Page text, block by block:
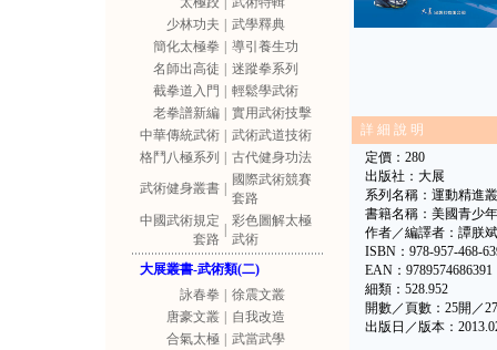
少林功夫
武學釋典
簡化太極拳
導引養生功
名師出高徒
迷蹤拳系列
截拳道入門
輕鬆學武術
老拳譜新編
實用武術技擊
中華傳統武術
武術武道技術
格鬥八極系列
古代健身功法
武術健身叢書
國際武術競賽
套路
中國武術規定
套路
彩色圖解太極
武術
大展叢書-武術類(二)
詠春拳
徐震文叢
唐豪文叢
自我改造
合氣太極
武當武學
詳 細 說 明
定價：280
出版社：大展
系列名稱：運動精進
書籍名稱：美國青少
作者／編譯者：譚朕斌
ISBN：978-957-468-
EAN：9789574686391
細類：528.952
開數／頁數：25開／
出版日／版本：